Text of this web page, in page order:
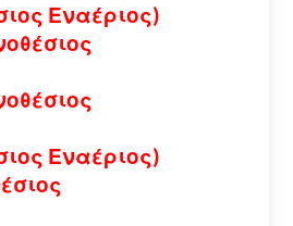
Εναέριος)
Εναέριος)